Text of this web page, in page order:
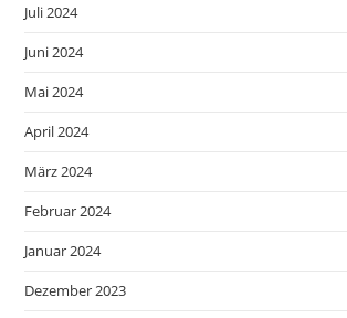
Juli 2024
Juni 2024
Mai 2024
April 2024
März 2024
Februar 2024
Januar 2024
Dezember 2023